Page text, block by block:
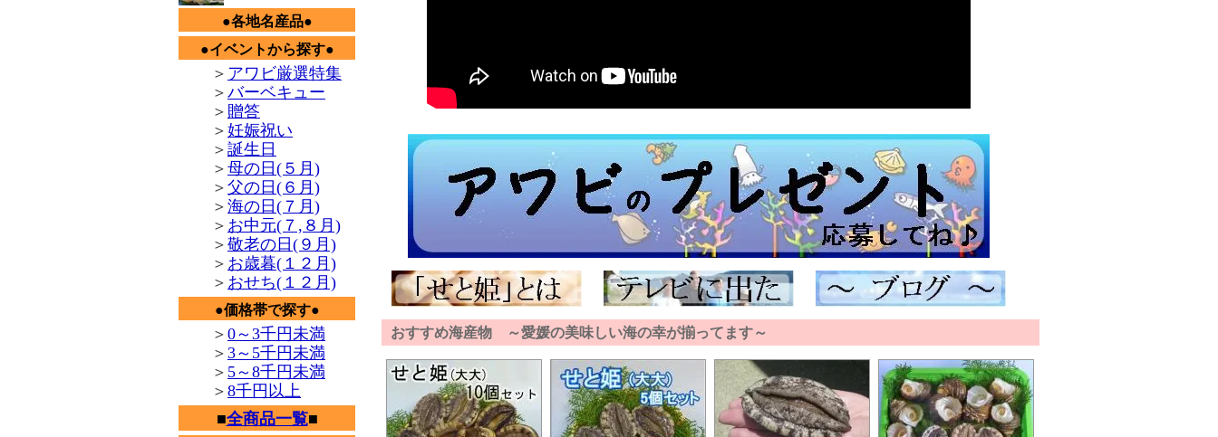
●各地名産品●
●イベントから探す●
＞ アワビ厳選特集
＞ バーベキュー
＞ 贈答
＞ 妊娠祝い
＞ 誕生日
＞ 母の日(５月)
＞ 父の日(６月)
＞ 海の日(７月)
＞ お中元(７,８月)
＞ 敬老の日(９月)
＞ お歳暮(１２月)
＞ おせち(１２月)
●価格帯で探す●
＞ 0～3千円未満
＞ 3～5千円未満
＞ 5～8千円未満
＞ 8千円以上
■全商品一覧■
新着情報■ ───────────────(2025/12/20)
ナマコの在庫あります。
新着情報■ ───────────────(2025/12/15)
たくさんのご注文を頂いており、ありがとうございます。
お早目のご注文の方が、モレがなくなりますので助かります。
よろしくお願いします。
新着情報■ ───────────────(2025/12/12)
和丸水産は楽天にある他店と違い、年末年始も発送しておりま
新鮮なままいつでもお届けできます。
市場が動いていないときでも。
新着情報■ ───────────────(2025/12/5)
たくさんのご注文を頂いており、ありがとうございます。
せと姫はたくさん在庫ありますので、どうぞご注文下さい。
アワビ、おいしいですよ～♪
12月になりましたね！
和丸水産では日々、アワビの養殖を頑張っています。
和丸水産は年末年始関係なく、クロネコヤマトが動く限りは配送
しています。
どうぞご利用下さい。
おすすめ海産物 ～愛媛の美味しい海の幸が揃ってます～